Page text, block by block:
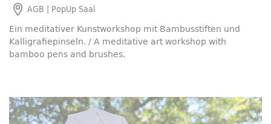
AGB | PopUp Saal
Ein meditativer Kunstworkshop mit Bambusstiften und
Kalligrafiepinseln. /A meditative art workshop with
bamboo pens and brushes.